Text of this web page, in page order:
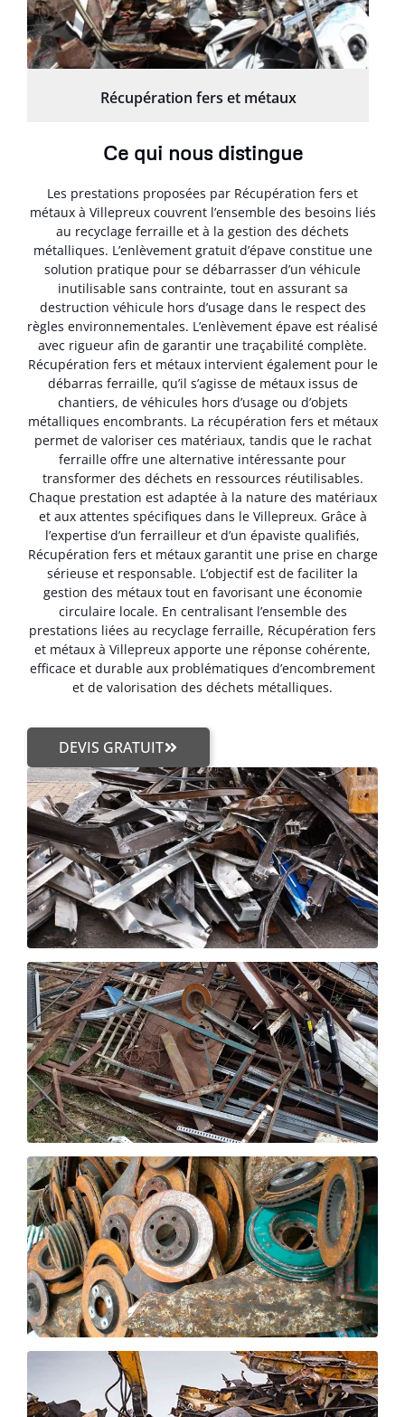
Récupération fers et métaux
Ce qui nous distingue
Les prestations proposées par Récupération fers et
métaux à Villepreux couvrent l’ensemble des besoins liés
au recyclage ferraille et à la gestion des déchets
métalliques. L’enlèvement gratuit d’épave constitue une
solution pratique pour se débarrasser d’un véhicule
inutilisable sans contrainte, tout en assurant sa
destruction véhicule hors d’usage dans le respect des
règles environnementales. L’enlèvement épave est réalisé
avec rigueur afin de garantir une traçabilité complète.
Récupération fers et métaux intervient également pour le
débarras ferraille, qu’il s’agisse de métaux issus de
chantiers, de véhicules hors d’usage ou d’objets
métalliques encombrants. La récupération fers et métaux
permet de valoriser ces matériaux, tandis que le rachat
ferraille offre une alternative intéressante pour
transformer des déchets en ressources réutilisables.
Chaque prestation est adaptée à la nature des matériaux
et aux attentes spécifiques dans le Villepreux. Grâce à
l’expertise d’un ferrailleur et d’un épaviste qualifiés,
Récupération fers et métaux garantit une prise en charge
sérieuse et responsable. L’objectif est de faciliter la
gestion des métaux tout en favorisant une économie
circulaire locale. En centralisant l’ensemble des
prestations liées au recyclage ferraille, Récupération fers
et métaux à Villepreux apporte une réponse cohérente,
efficace et durable aux problématiques d’encombrement
et de valorisation des déchets métalliques.
DEVIS GRATUIT